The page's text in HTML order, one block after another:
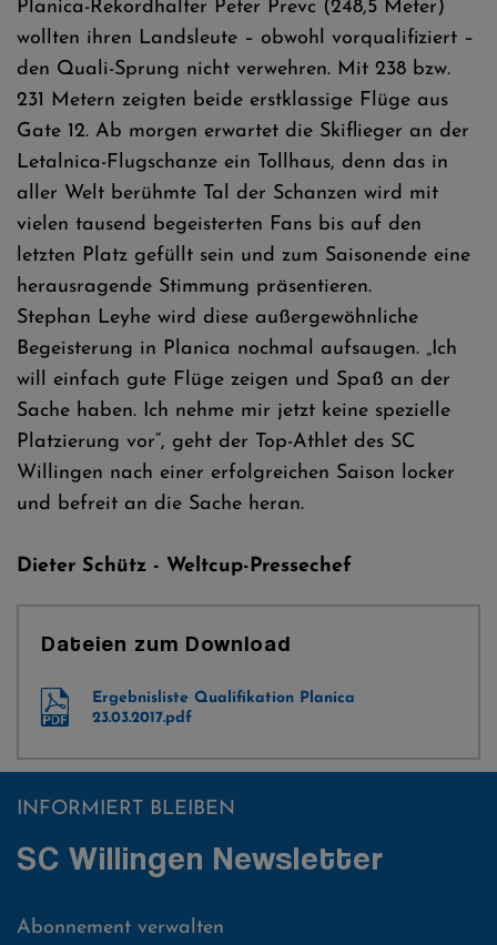
Planica-Rekordhalter Peter Prevc (248,5 Meter)
wollten ihren Landsleute – obwohl vorqualifiziert –
den Quali-Sprung nicht verwehren. Mit 238 bzw.
231 Metern zeigten beide erstklassige Flüge aus
Gate 12. Ab morgen erwartet die Skiflieger an der
Letalnica-Flugschanze ein Tollhaus, denn das in
aller Welt berühmte Tal der Schanzen wird mit
vielen tausend begeisterten Fans bis auf den
letzten Platz gefüllt sein und zum Saisonende eine
herausragende Stimmung präsentieren.
Stephan Leyhe wird diese außergewöhnliche
Begeisterung in Planica nochmal aufsaugen. „Ich
will einfach gute Flüge zeigen und Spaß an der
Sache haben. Ich nehme mir jetzt keine spezielle
Platzierung vor“, geht der Top-Athlet des SC
Willingen nach einer erfolgreichen Saison locker
und befreit an die Sache heran.
Dieter Schütz - Weltcup-Pressechef
Dateien zum Download
Ergebnisliste Qualifikation Planica
23.03.2017.pdf
INFORMIERT BLEIBEN
SC Willingen Newsletter
Abonnement verwalten